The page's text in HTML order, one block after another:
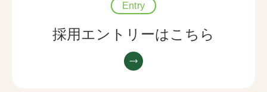
Entry
採用エントリーはこちら